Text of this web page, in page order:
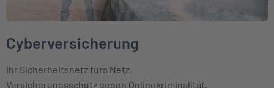
Cyberversicherung
Ihr Sicherheitsnetz fürs Netz.
Versicherungsschutz gegen Onlinekriminalität.